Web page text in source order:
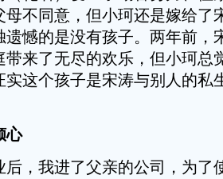
母不同意，但小珂还是嫁给了
遗憾的是没有孩子。两年前，
带来了无尽的欢乐，但小珂总
实这个孩子是宋涛与别人的私
心
，我进了父亲的公司，为了